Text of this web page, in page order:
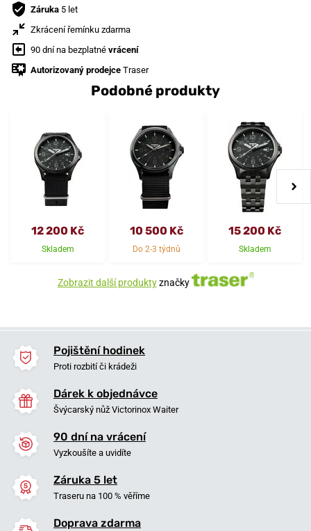
Záruka 5 let
Zkrácení řemínku zdarma
90 dní na bezplatné vrácení
Autorizovaný prodejce Traser
Podobné produkty
12 200 Kč
Skladem
10 500 Kč
Do 2-3 týdnů
15 200 Kč
Skladem
Zobrazit další produktyznačky
Pojištění hodinek
Proti rozbití či krádeži
Dárek k objednávce
Švýcarský nůž Victorinox Waiter
90 dní na vrácení
Vyzkoušíte a uvidíte
Záruka 5 let
Traseru na 100 % věříme
Doprava zdarma